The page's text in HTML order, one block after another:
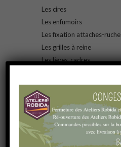
Les cires
Les enfumoirs
Les fixation attaches-ruche
Les grilles à reine
Les lèves-cadres
Les poignées de ruche
Les roulettes
Les crémaillères
Les grilles entrées de ruche
Les Pots à miel